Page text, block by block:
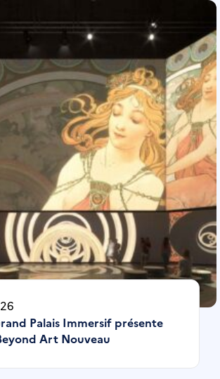
Palais Immersif présente
Art Nouveau